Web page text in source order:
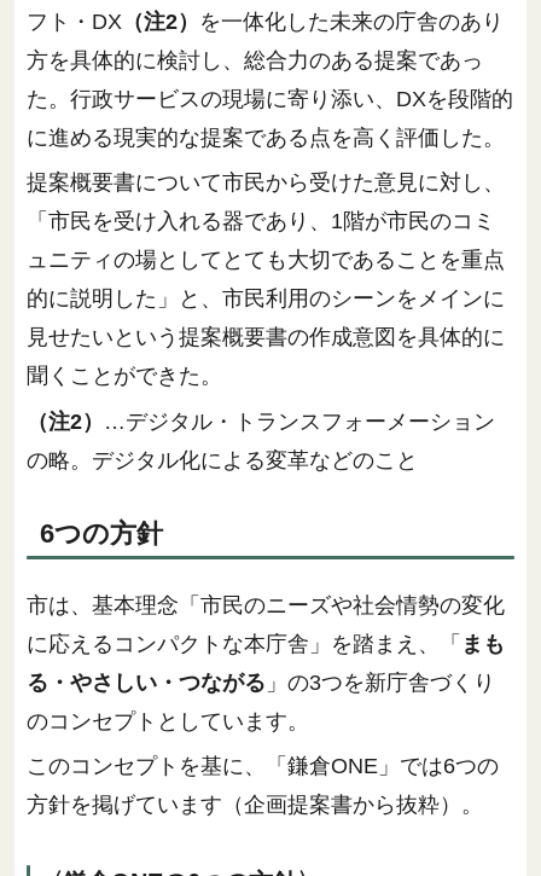
フト・DX （注2） を一体化した未来の庁舎のあり
方を具体的に検討し、総合力のある提案であっ
た。行政サービスの現場に寄り添い、DXを段階的
に進める現実的な提案である点を高く評価した。
提案概要書について市民から受けた意見に対し、
「市民を受け入れる器であり、1階が市民のコミ
ュニティの場としてとても大切であることを重点
的に説明した」と、市民利用のシーンをメインに
見せたいという提案概要書の作成意図を具体的に
聞くことができた。
（注2） …デジタル・トランスフォーメーション
の略。デジタル化による変革などのこと
6つの方針
市は、基本理念「市民のニーズや社会情勢の変化
に応えるコンパクトな本庁舎」を踏まえ、「 まも
る・やさしい・つながる 」の3つを新庁舎づくり
のコンセプトとしています。
このコンセプトを基に、「鎌倉ONE」では6つの
方針を掲げています（企画提案書から抜粋）。